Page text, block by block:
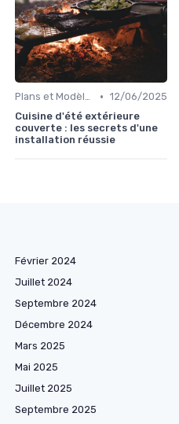
Plans et Modèles de Cuisines Extérieures • 12/06/2025
Cuisine d'été extérieure
couverte : les secrets d'une
installation réussie
Février 2024
Juillet 2024
Septembre 2024
Décembre 2024
Mars 2025
Mai 2025
Juillet 2025
Septembre 2025